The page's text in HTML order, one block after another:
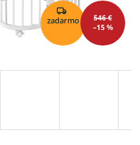
zadarmo
546 €
–15 %